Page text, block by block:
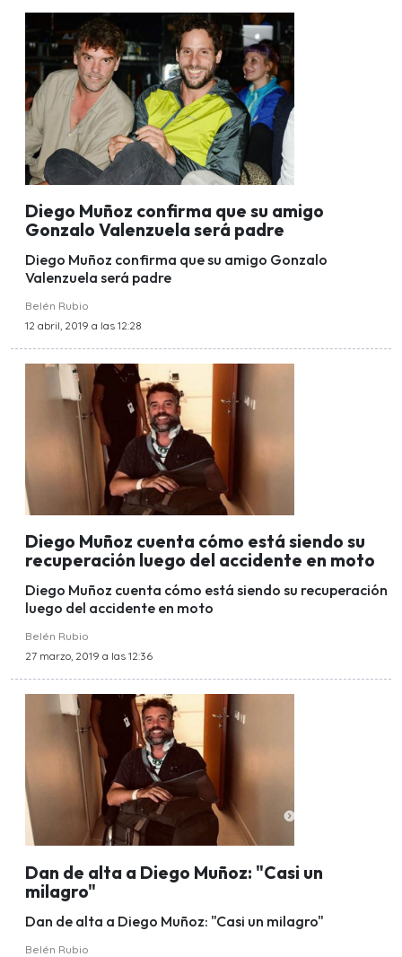
Diego Muñoz confirma que su amigo
Gonzalo Valenzuela será padre
Diego Muñoz confirma que su amigo Gonzalo
Valenzuela será padre
Belén Rubio
12 abril, 2019 a las 12:28
Diego Muñoz cuenta cómo está siendo su
recuperación luego del accidente en moto
Diego Muñoz cuenta cómo está siendo su recuperación
luego del accidente en moto
Belén Rubio
27 marzo, 2019 a las 12:36
Dan de alta a Diego Muñoz: "Casi un
milagro"
Dan de alta a Diego Muñoz: "Casi un milagro"
Belén Rubio